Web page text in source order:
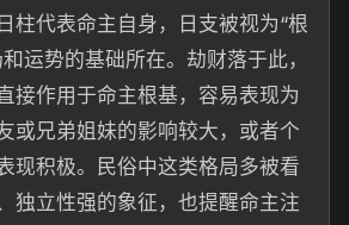
柱代表命主自身，日支被视为“根
运势的基础所在。劫财落于此，
接作用于命主根基，容易表现为
或兄弟姐妹的影响较大，或者个
现积极。民俗中这类格局多被看
独立性强的象征，也提醒命主注